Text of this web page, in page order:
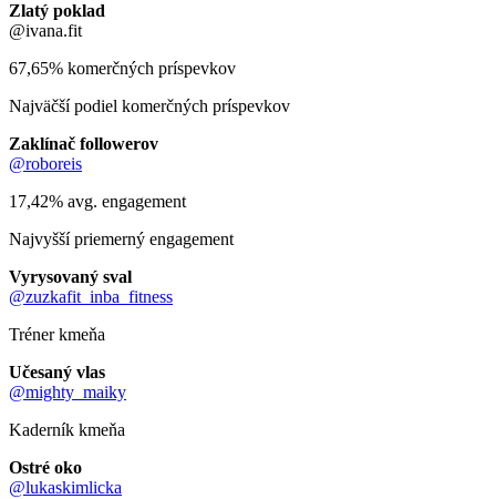
Zlatý poklad
@ivana.fit
67,65% komerčných príspevkov
Najväčší podiel komerčných príspevkov
Zaklínač followerov
@roboreis
17,42% avg. engagement
Najvyšší priemerný engagement
Vyrysovaný sval
@zuzkafit_inba_fitness
Tréner kmeňa
Učesaný vlas
@mighty_maiky
Kaderník kmeňa
Ostré oko
@lukaskimlicka